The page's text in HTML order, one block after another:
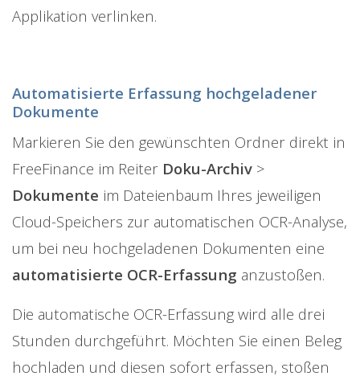
Applikation verlinken.
Automatisierte Erfassung hochgeladener
Dokumente
Markieren Sie den gewünschten Ordner direkt in
FreeFinance im Reiter Doku-Archiv >
Dokumente im Dateienbaum Ihres jeweiligen
Cloud-Speichers zur automatischen OCR-Analyse,
um bei neu hochgeladenen Dokumenten eine
automatisierte OCR-Erfassung anzustoßen.
Die automatische OCR-Erfassung wird alle drei
Stunden durchgeführt. Möchten Sie einen Beleg
hochladen und diesen sofort erfassen, stoßen